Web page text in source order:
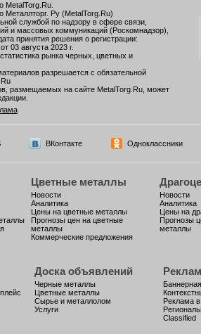
MetalTorg.Ru
Металлторг. Ру (MetalTorg.Ru)
службой по надзору в сфере связи,
и массовых коммуникаций (Роскомнадзор),
принятия решения о регистрации:
03 августа 2023 г.
рынка черных, цветных и
разрешается с обязательной
размещаемых на сайте MetalTorg.Ru, может
ВКонтакте Одноклассники
Цветные металлы
Новости
Аналитика
Цены на цветные металлы
Прогнозы цен на цветные
металлы
Коммерческие предложения
Новости
Аналитика
Цены на
Прогнозы
металлы
Доска объявлений
Черные металлы
Цветные металлы
Сырье и металлолом
Услуги
Реклама
Classified